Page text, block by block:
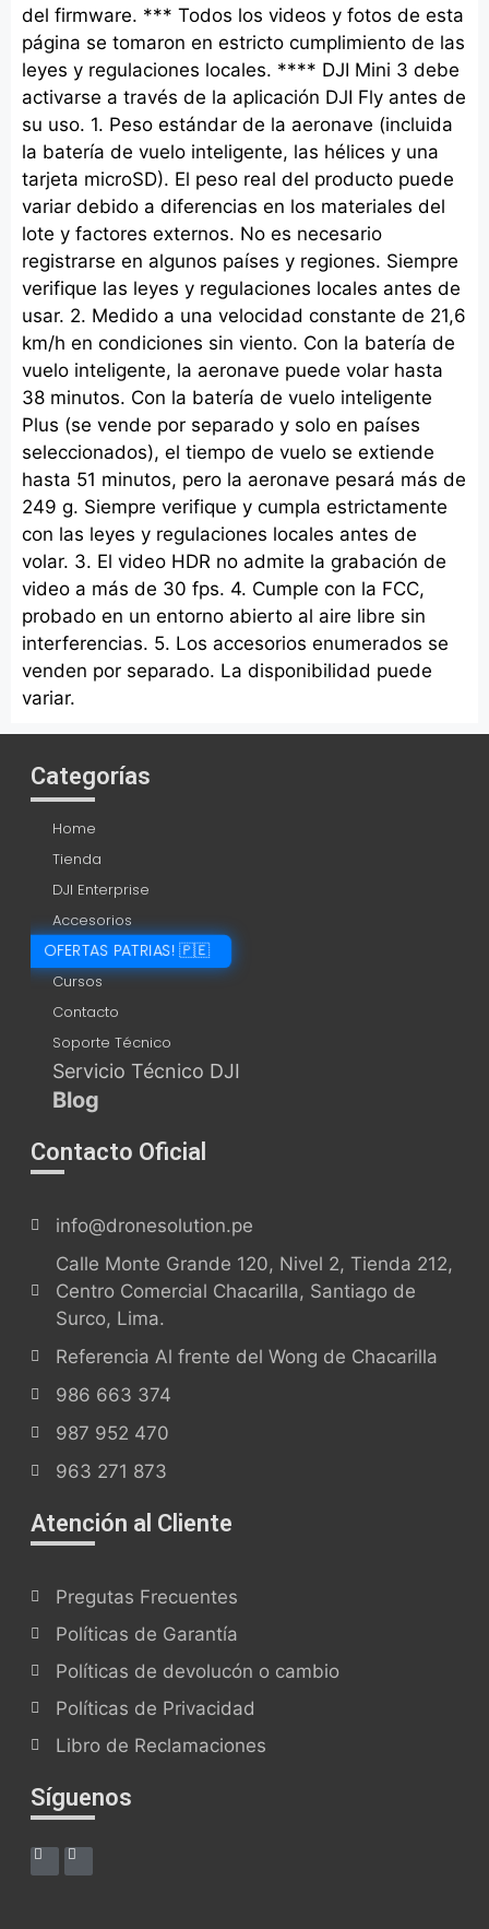
del firmware. *** Todos los videos y fotos de esta
página se tomaron en estricto cumplimiento de las
leyes y regulaciones locales. **** DJI Mini 3 debe
activarse a través de la aplicación DJI Fly antes de
su uso. 1. Peso estándar de la aeronave (incluida
la batería de vuelo inteligente, las hélices y una
tarjeta microSD). El peso real del producto puede
variar debido a diferencias en los materiales del
lote y factores externos. No es necesario
registrarse en algunos países y regiones. Siempre
verifique las leyes y regulaciones locales antes de
usar. 2. Medido a una velocidad constante de 21,6
km/h en condiciones sin viento. Con la batería de
vuelo inteligente, la aeronave puede volar hasta
38 minutos. Con la batería de vuelo inteligente
Plus (se vende por separado y solo en países
seleccionados), el tiempo de vuelo se extiende
hasta 51 minutos, pero la aeronave pesará más de
249 g. Siempre verifique y cumpla estrictamente
con las leyes y regulaciones locales antes de
volar. 3. El video HDR no admite la grabación de
video a más de 30 fps. 4. Cumple con la FCC,
probado en un entorno abierto al aire libre sin
interferencias. 5. Los accesorios enumerados se
venden por separado. La disponibilidad puede
variar.
Categorías
Home
Tienda
DJI Enterprise
Accesorios
OFERTAS PATRIAS! 🇵🇪
Cursos
Contacto
Soporte Técnico
Servicio Técnico DJI
Blog
Contacto Oficial
info@dronesolution.pe
Calle Monte Grande 120, Nivel 2, Tienda 212,
Centro Comercial Chacarilla, Santiago de
Surco, Lima.
Referencia Al frente del Wong de Chacarilla
986 663 374
987 952 470
963 271 873
Atención al Cliente
Pregutas Frecuentes
Políticas de Garantía
Políticas de devolucón o cambio
Políticas de Privacidad
Libro de Reclamaciones
Síguenos